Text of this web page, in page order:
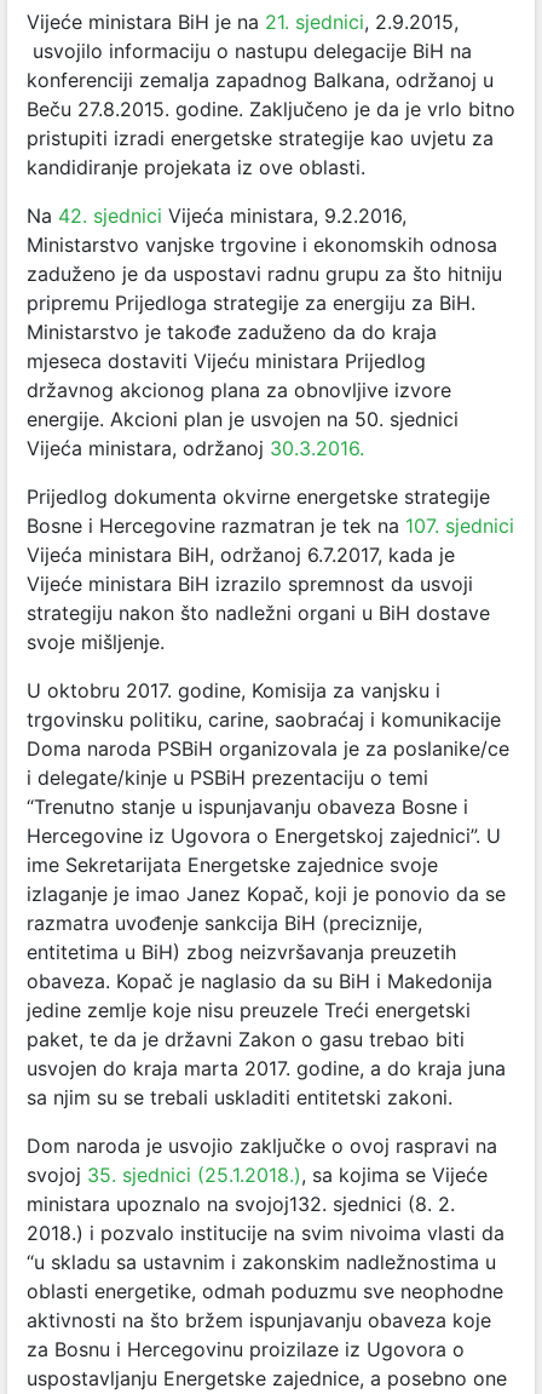
Vijeće ministara BiH je na 21. sjednici, 2.9.2015,
usvojilo informaciju o nastupu delegacije BiH na
konferenciji zemalja zapadnog Balkana, održanoj u
Beču 27.8.2015. godine. Zaključeno je da je vrlo bitno
pristupiti izradi energetske strategije kao uvjetu za
kandidiranje projekata iz ove oblasti.
Na 42. sjednici Vijeća ministara, 9.2.2016,
Ministarstvo vanjske trgovine i ekonomskih odnosa
zaduženo je da uspostavi radnu grupu za što hitniju
pripremu Prijedloga strategije za energiju za BiH.
Ministarstvo je takođe zaduženo da do kraja
mjeseca dostaviti Vijeću ministara Prijedlog
državnog akcionog plana za obnovljive izvore
energije. Akcioni plan je usvojen na 50. sjednici
Vijeća ministara, održanoj 30.3.2016.
Prijedlog dokumenta okvirne energetske strategije
Bosne i Hercegovine razmatran je tek na 107. sjednici
Vijeća ministara BiH, održanoj 6.7.2017, kada je
Vijeće ministara BiH izrazilo spremnost da usvoji
strategiju nakon što nadležni organi u BiH dostave
svoje mišljenje.
U oktobru 2017. godine, Komisija za vanjsku i
trgovinsku politiku, carine, saobraćaj i komunikacije
Doma naroda PSBiH organizovala je za poslanike/ce
i delegate/kinje u PSBiH prezentaciju o temi
“Trenutno stanje u ispunjavanju obaveza Bosne i
Hercegovine iz Ugovora o Energetskoj zajednici”. U
ime Sekretarijata Energetske zajednice svoje
izlaganje je imao Janez Kopač, koji je ponovio da se
razmatra uvođenje sankcija BiH (preciznije,
entitetima u BiH) zbog neizvršavanja preuzetih
obaveza. Kopač je naglasio da su BiH i Makedonija
jedine zemlje koje nisu preuzele Treći energetski
paket, te da je državni Zakon o gasu trebao biti
usvojen do kraja marta 2017. godine, a do kraja juna
sa njim su se trebali uskladiti entitetski zakoni.
Dom naroda je usvojio zaključke o ovoj raspravi na
svojoj 35. sjednici (25.1.2018.), sa kojima se Vijeće
ministara upoznalo na svojoj132. sjednici (8. 2.
2018.) i pozvalo institucije na svim nivoima vlasti da
“u skladu sa ustavnim i zakonskim nadležnostima u
oblasti energetike, odmah poduzmu sve neophodne
aktivnosti na što bržem ispunjavanju obaveza koje
za Bosnu i Hercegovinu proizilaze iz Ugovora o
uspostavljanju Energetske zajednice, a posebno one